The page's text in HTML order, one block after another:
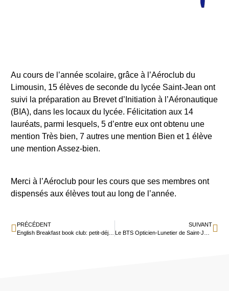
Au cours de l’année scolaire, grâce à l’Aéroclub du
Limousin, 15 élèves de seconde du lycée Saint-Jean ont
suivi la préparation au Brevet d’Initiation à l’Aéronautique
(BIA), dans les locaux du lycée. Félicitation aux 14
lauréats, parmi lesquels, 5 d’entre eux ont obtenu une
mention Très bien, 7 autres une mention Bien et 1 élève
une mention Assez-bien.
Merci à l’Aéroclub pour les cours que ses membres ont
dispensés aux élèves tout au long de l’année.
PRÉCÉDENT
English Breakfast book club: petit-déjeuner littéraire en anglais
SUIVANT